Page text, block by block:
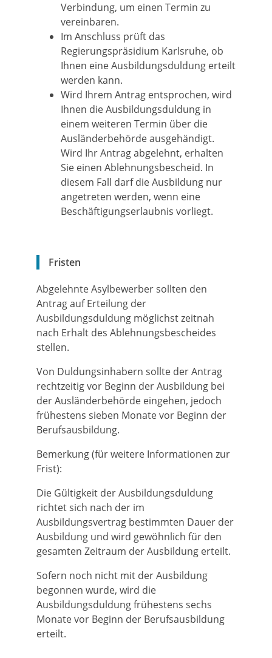
Verbindung, um einen Termin zu
vereinbaren.
Im Anschluss prüft das
Regierungspräsidium Karlsruhe, ob
Ihnen eine Ausbildungsduldung erteilt
werden kann.
Wird Ihrem Antrag entsprochen, wird
Ihnen die Ausbildungsduldung in
einem weiteren Termin über die
Ausländerbehörde ausgehändigt.
Wird Ihr Antrag abgelehnt, erhalten
Sie einen Ablehnungsbescheid. In
diesem Fall darf die Ausbildung nur
angetreten werden, wenn eine
Beschäftigungserlaubnis vorliegt.
Fristen
Abgelehnte Asylbewerber sollten den
Antrag auf Erteilung der
Ausbildungsduldung möglichst zeitnah
nach Erhalt des Ablehnungsbescheides
stellen.
Von Duldungsinhabern sollte der Antrag
rechtzeitig vor Beginn der Ausbildung bei
der Ausländerbehörde eingehen, jedoch
frühestens sieben Monate vor Beginn der
Berufsausbildung.
Bemerkung (für weitere Informationen zur
Frist):
Die Gültigkeit der Ausbildungsduldung
richtet sich nach der im
Ausbildungsvertrag bestimmten Dauer der
Ausbildung und wird gewöhnlich für den
gesamten Zeitraum der Ausbildung erteilt.
Sofern noch nicht mit der Ausbildung
begonnen wurde, wird die
Ausbildungsduldung frühestens sechs
Monate vor Beginn der Berufsausbildung
erteilt.